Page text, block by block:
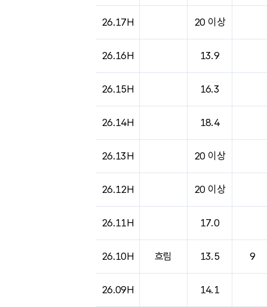
26.17H 20 이상
26.16H 13.9
26.15H 16.3
26.14H 18.4
26.13H 20 이상
26.12H 20 이상
26.11H 17.0
26.10H 흐림 13.5 9
26.09H 14.1